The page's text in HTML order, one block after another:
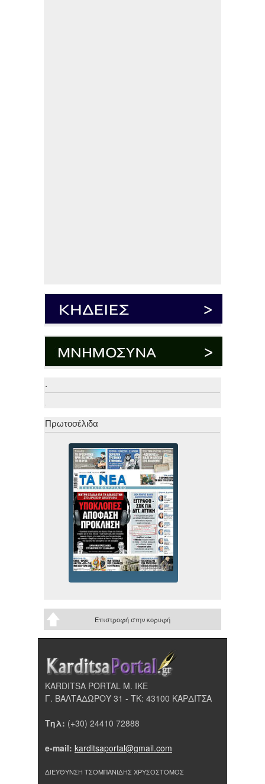
.
.
Πρωτοσέλιδα
Επιστροφή στην κορυφή
KARDITSA PORTAL Μ. ΙΚΕ
Γ. ΒΑΛΤΑΔΩΡΟΥ 31 - ΤΚ: 43100 ΚΑΡΔΙΤΣΑ
Τηλ: (+30) 24410 72888
e-mail: karditsaportal@gmail.com
ΔΙΕΥΘΥΝΣΗ ΤΣΟΜΠΑΝΙΔΗΣ ΧΡΥΣΟΣΤΟΜΟΣ